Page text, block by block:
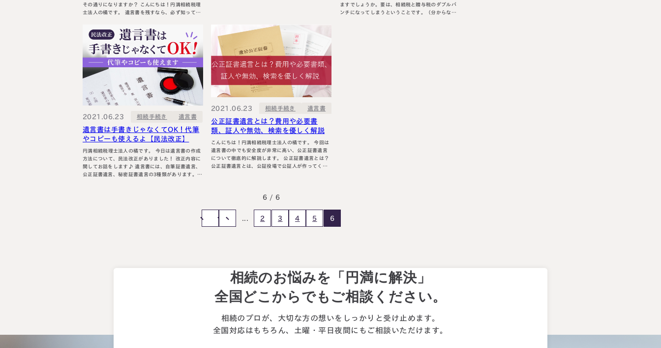
その通りになりますか？ こんにちは！円満相続税理
士法人の橘です。 遺言書を残すなら、必ず知ってお
ず相続はできるように保障されている権利です。 こ
の権利があるためもしも… 息子は親不孝だから…
ますでしょうか。要は、相続税と贈与税のダブルパ
ンチになってしまうということです。（分からない
2021.06.23 相続手続き 遺言書
遺言書は手書きじゃなくてOK！代筆
やコピーも使えるよ【民法改正】
円満相続税理士法人の橘です。 今日は遺言書の作成
方法について、民法改正がありました！ 改正内容に
関してお話をします♪ 遺言書には、自筆証書遺言、
公正証書遺言、秘密証書遺言の3種類があります。
2021.06.23 相続手続き 遺言書
公正証書遺言とは？費用や必要書
類、証人や無効、検索を優しく解説
こんにちは！円満相続税理士法人の橘です。 今回は
遺言書の中でも安全度が非常に高い、公正証書遺言
について徹底的に解説します。 公正証書遺言とは？
公正証書遺言とは、公証役場で公証人が作ってくれ
6 / 6
2 3 4 5 6
相続のお悩みを「円満に解決」
全国どこからでもご相談ください。
相続のプロが、大切な方の想いを しっかりと受け止めます。
全国対応はもちろん、 土曜・平日夜間にもご相談 いただけます。